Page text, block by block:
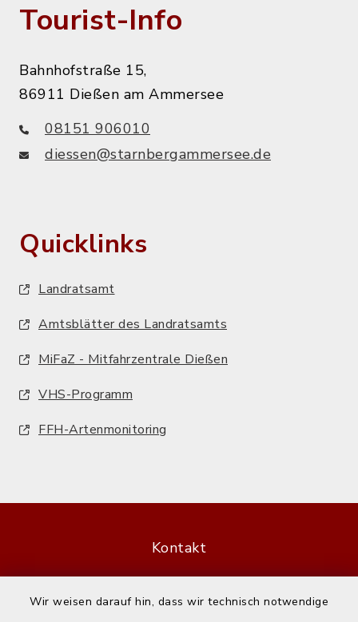
Wir weisen darauf hin, dass wir technisch notwendige
Tourist-Info
Bahnhofstraße 15,
86911 Dießen am Ammersee
08151 906010
diessen@starnbergammersee.de
Quicklinks
Landratsamt
Amtsblätter des Landratsamts
MiFaZ - Mitfahrzentrale Dießen
VHS-Programm
FFH-Artenmonitoring
Kontakt